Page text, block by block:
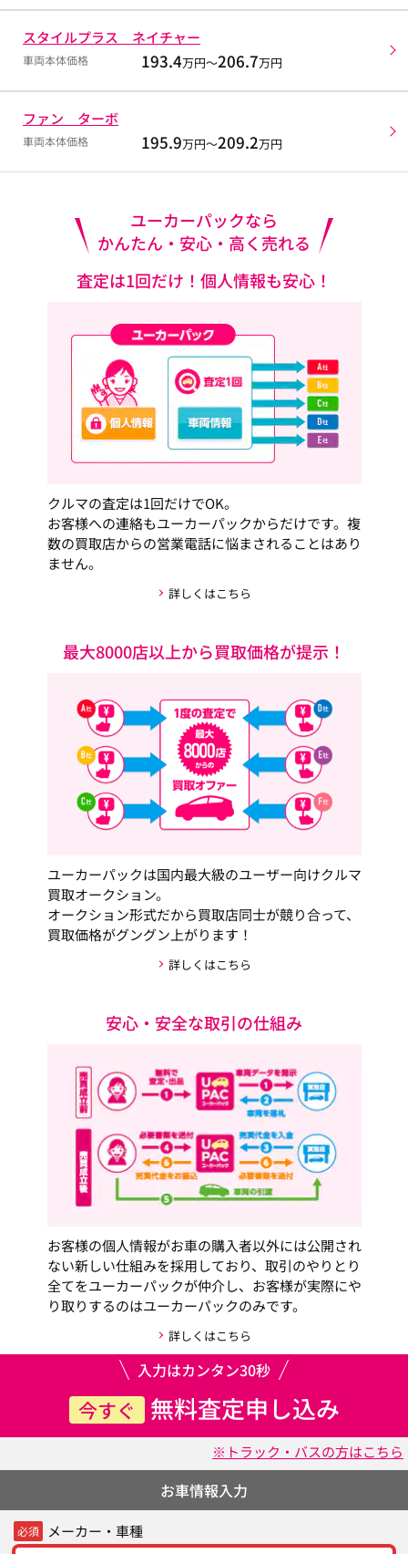
スタイルプラス ネイチャー
車両本体価格 193.4万円～206.7万円
ファン ターボ
車両本体価格 195.9万円～209.2万円
ユーカーパックなら
かんたん・安心・高く売れる
査定は1回だけ！個人情報も安心！
クルマの査定は1回だけでOK。
お客様への連絡もユーカーパックからだけです。複
数の買取店からの営業電話に悩まされることはあり
ません。
詳しくはこちら
最大8000店以上から買取価格が提示！
ユーカーパックは国内最大級のユーザー向けクルマ
買取オークション。
オークション形式だから買取店同士が競り合って、
買取価格がグングン上がります！
詳しくはこちら
安心・安全な取引の仕組み
お客様の個人情報がお車の購入者以外には公開され
ない新しい仕組みを採用しており、取引のやりとり
全てをユーカーパックが仲介し、お客様が実際にや
り取りするのはユーカーパックのみです。
詳しくはこちら
入力はカンタン30秒
今すぐ 無料査定申し込み
※トラック・バスの方はこちら
お車情報入力
必須 メーカー・車種